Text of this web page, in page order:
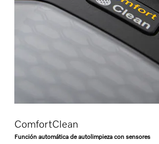
ComfortClean
Función automática de autolimpieza con sensores